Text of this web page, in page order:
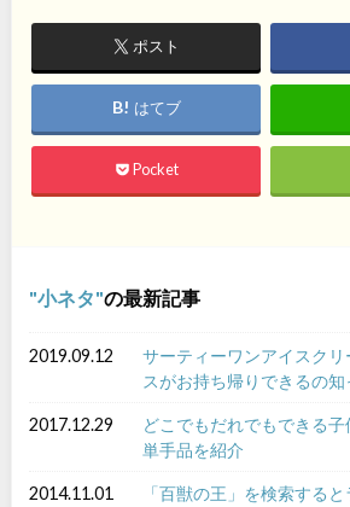
ポスト
はてブ
Pocket
小ネタ の最新記事
2019.09.12
サーティーワンアイスク
スがお持ち帰りできるの知
2017.12.29
どこでもだれでもできる
単手品を紹介
2014.11.01
「百獣の王」を検索する